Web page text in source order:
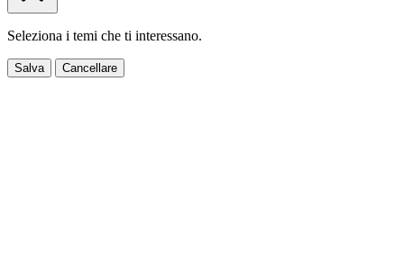
Seleziona i temi che ti interessano.
Salva Cancellare